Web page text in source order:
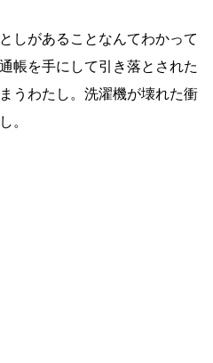
しがあることなんてわかって
帳を手にして引き落とされた
うわたし。洗濯機が壊れた衝
。